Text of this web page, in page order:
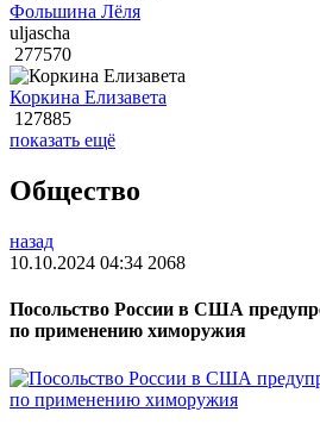
Фольшина Лёля
uljascha
277570
Коркина Елизавета
127885
показать ещё
Общество
назад
10.10.2024 04:34 2068
Посольство России в США
по применению химоружия